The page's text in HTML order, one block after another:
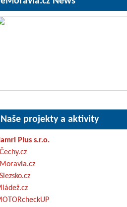
Naše projekty a aktivity
Plus s.r.o.